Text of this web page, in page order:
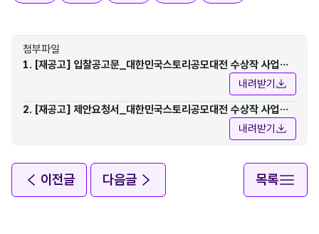
첨부파일
1. [재공고] 입찰공고문_대한민국스토리공모대전 수상작 사업화
내려받기
2. [재공고] 제안요청서_대한민국스토리공모대전 수상작 사업화
내려받기
이전글 다음글 목록